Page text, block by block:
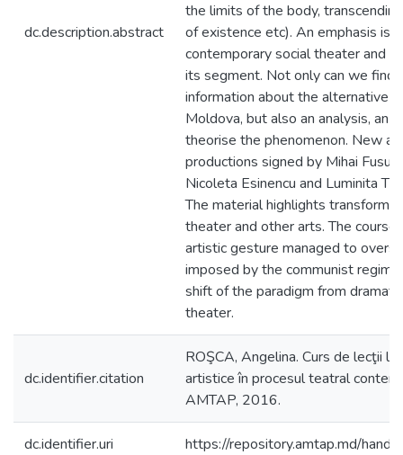
dc.description.abstract
the limits of the body,
of existence etc). An emphasis is
contemporary social theater and
its segment. Not only can we find
information about the alternative
Moldova, but also an analysis, an
theorise the phenomenon. New
productions signed by Mihai Fusu,
Nicoleta Esinencu and Luminita
The material highlights
theater and other arts. The
artistic gesture managed to
imposed by the communist
shift of the paradigm from
theater.
dc.identifier.citation
ROŞCA, Angelina. Curs de lecţii la
artistice în procesul teatral
AMTAP, 2016.
dc.identifier.uri https://repository.amtap.md/